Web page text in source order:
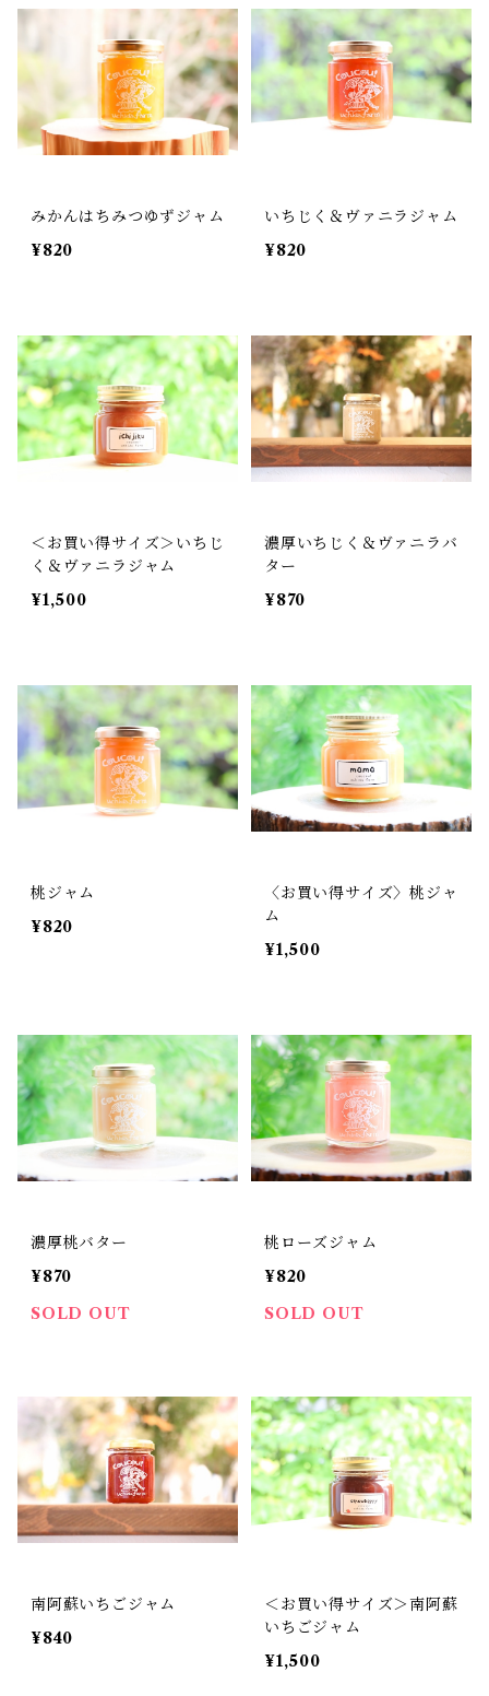
みかんはちみつゆずジャム
¥820
いちじく＆ヴァニラジャム
¥820
＜お買い得サイズ＞いちじ
く＆ヴァニラジャム
¥1,500
濃厚いちじく＆ヴァニラバ
ター
¥870
桃ジャム
¥820
〈お買い得サイズ〉桃ジャ
ム
¥1,500
濃厚桃バター
¥870
SOLD OUT
桃ローズジャム
¥820
SOLD OUT
南阿蘇いちごジャム
¥840
＜お買い得サイズ＞南阿蘇
いちごジャム
¥1,500